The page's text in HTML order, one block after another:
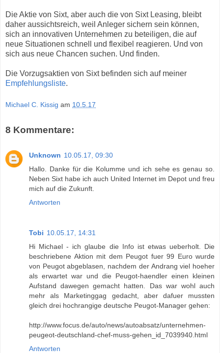
Die Aktie von Sixt, aber auch die von Sixt Leasing, bleibt
daher aussichtsreich, weil Anleger sichern sein können,
sich an innovativen Unternehmen zu beteiligen, die auf
neue Situationen schnell und flexibel reagieren. Und von
sich aus neue Chancen suchen. Und finden.
Die Vorzugsaktien von Sixt befinden sich auf meiner
Empfehlungsliste.
Michael C. Kissig am 10.5.17
8 Kommentare:
Unknown 10.05.17, 09:30
Hallo. Danke für die Kolumme und ich sehe es genau so.
Neben Sixt habe ich auch United Internet im Depot und freu
mich auf die Zukunft.
Antworten
Tobi 10.05.17, 14:31
Hi Michael - ich glaube die Info ist etwas ueberholt. Die
beschriebene Aktion mit dem Peugot fuer 99 Euro wurde
von Peugot abgeblasen, nachdem der Andrang viel hoeher
als erwartet war und die Peugot-haendler einen kleinen
Aufstand dawegen gemacht hatten. Das war wohl auch
mehr als Marketinggag gedacht, aber dafuer mussten
gleich drei hochrangige deutsche Peugot-Manager gehen:
http://www.focus.de/auto/news/autoabsatz/unternehmen-
peugeot-deutschland-chef-muss-gehen_id_7039940.html
Antworten